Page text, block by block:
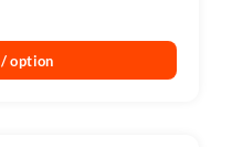
/ option